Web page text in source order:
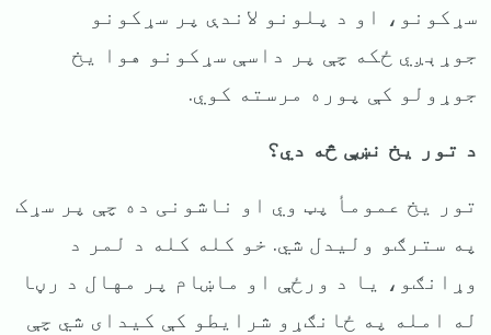
سړکونو، او د پلونو لاندې پر سړکونو
جوړېږي ځکه چې پر داسې سړکونو هوا یخ
جوړولو کې پوره مرسته کوي.
د تور یخ نښې څه دي؟
تور یخ عمومأ پټ وي او ناشونی ده چې پر سړک
په سترګو ولیدل شي. خو کله کله د لمر د
وړانګو، یا د ورځې او ماښام پر مهال د رڼا
له امله په ځانګړو شرایطو کې کیدای شي چې